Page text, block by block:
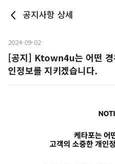
공지사항 상세
2024-09-02
[공지] Ktown4u는 어떤 경
인정보를 지키겠습니다.